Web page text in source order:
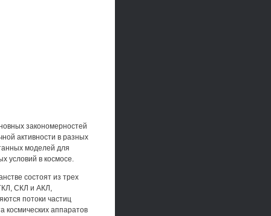
закономерностей
активности в разных
моделей для
условий в космосе.
состоят из трех
СКЛ и АКЛ,
потоки частиц
космических аппаратов